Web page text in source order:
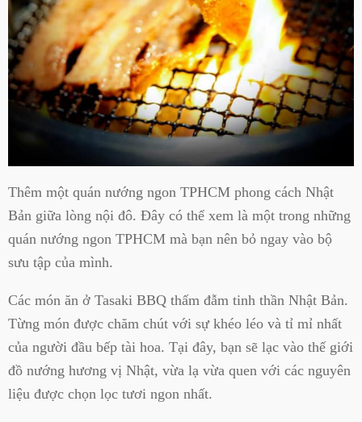
Thêm một quán nướng ngon TPHCM phong cách Nhật
Bản giữa lòng nội đô. Đây có thể xem là một trong những
quán nướng ngon TPHCM mà bạn nên bỏ ngay vào bộ
sưu tập của mình.
Các món ăn ở Tasaki BBQ thấm đẫm tinh thần Nhật Bản.
Từng món được chăm chút với sự khéo léo và tỉ mỉ nhất
của người đầu bếp tài hoa. Tại đây, bạn sẽ lạc vào thế giới
đồ nướng hương vị Nhật, vừa lạ vừa quen với các nguyên
liệu được chọn lọc tươi ngon nhất.